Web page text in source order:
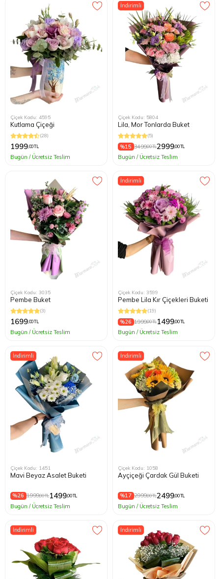
Çiçek Kodu: 4595
Kutlama Çiçeği
(28)
1999,00 TL
Bugün / Ücretsiz Teslim
İndirimli
Çiçek Kodu: 5804
Lila, Mor Tonlarda Buket
(5)
%15 3499,00 TL2999,00 TL
Bugün / Ücretsiz Teslim
Çiçek Kodu: 3035
Pembe Buket
(3)
1699,00 TL
Bugün / Ücretsiz Teslim
İndirimli
Çiçek Kodu: 3599
Pembe Lila Kır Çiçekleri Buketi
(19)
%26 1999,00 TL1499,00 TL
Bugün / Ücretsiz Teslim
İndirimli
Çiçek Kodu: 1451
Mavi Beyaz Asalet Buketi
%26 1999,00 TL1499,00 TL
Bugün / Ücretsiz Teslim
İndirimli
Çiçek Kodu: 1058
Ayçiçeği Çardak Gül Buketi
%17 2999,00 TL2499,00 TL
Bugün / Ücretsiz Teslim
İndirimli İndirimli
Şişli